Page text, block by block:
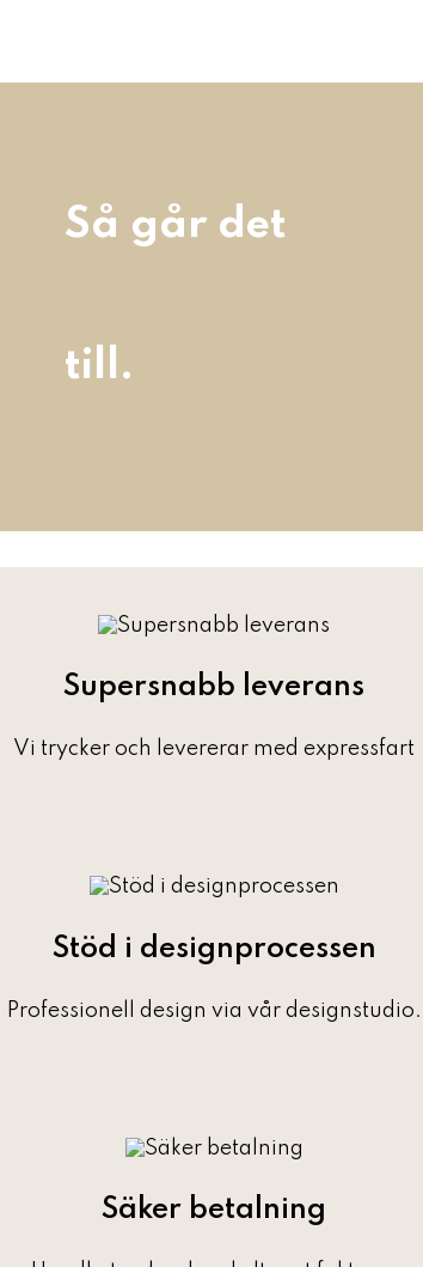
Så går det
till.
Supersnabb leverans
Vi trycker och levererar med expressfart
Stöd i designprocessen
Professionell design via vår designstudio.
Säker betalning